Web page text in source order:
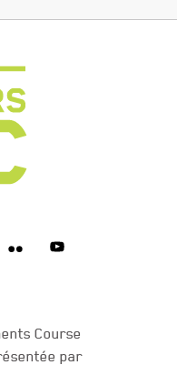
Course
par